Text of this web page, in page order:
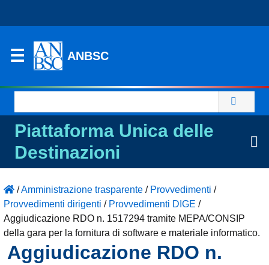
ANBSC
per:
Piattaforma Unica delle
Destinazioni
/Amministrazione trasparente / Provvedimenti /
Provvedimenti dirigenti / Provvedimenti DIGE /
Aggiudicazione RDO n. 1517294 tramite MEPA/CONSIP
della gara per la fornitura di software e materiale informatico.
Aggiudicazione RDO n.